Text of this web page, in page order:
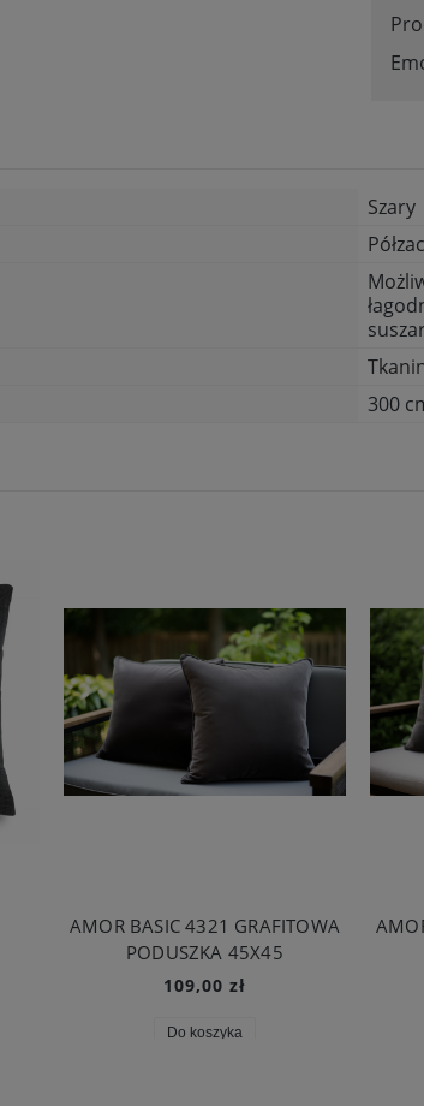
Szary
300
AMOR BASIC 4321 GRAFITOWA
PODUSZKA 45X45
109,00 zł
Do koszyka